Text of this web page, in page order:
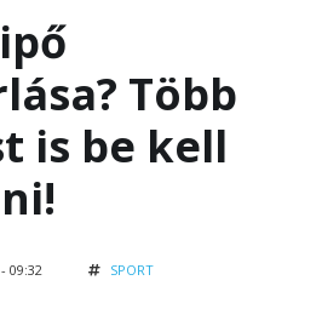
Több
is be kell
09:32 SPORT